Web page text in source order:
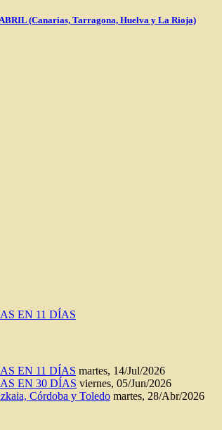
(Canarias, Tarragona, Huelva y La Rioja)
EN 11 DÍAS
EN 11 DÍAS martes, 14/Jul/2026
EN 30 DÍAS viernes, 05/Jun/2026
Córdoba y Toledo martes, 28/Abr/2026